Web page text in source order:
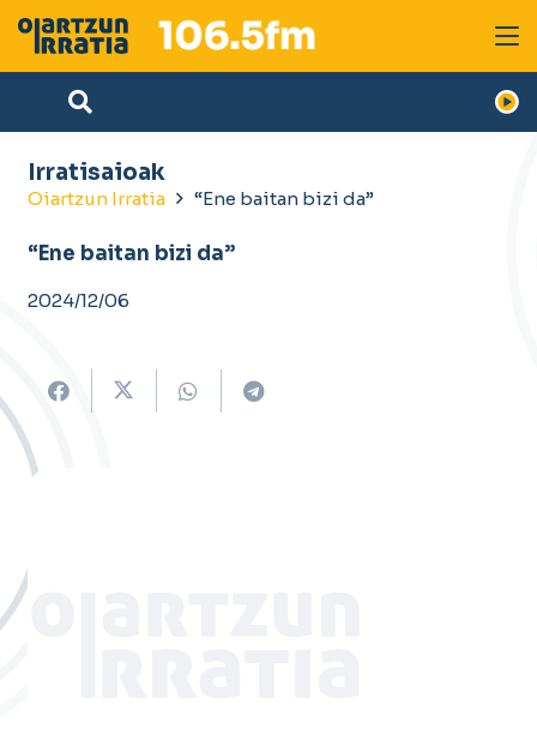
Irratisaioak
Oiartzun Irratia “Ene baitan bizi da”
“Ene baitan bizi da”
2024/12/06